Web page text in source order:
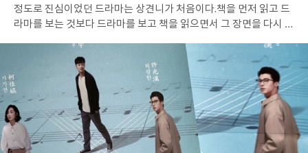
정도로 진심이었던 드라마는 상견니가 처음이다.책을 먼저 읽고 드
라마를 보는 것보다 드라마를 보고 책을 읽으면서 그 장면을 다시 생
맴돌더니 순간 코 끝이 찡해지기도 한다. 드라마를 보던 당시의 내가
생각이 나기도 했다.
다만 아쉬운 부분이 있다면 약간의 오타와 어디
까지 읽었는지 접어놓을 수 있는 수단이 없다는 점? 그 외에는 모든
게 만족스러웠다. 결말 부분은 드라마와 별반 다를 게 없지만 에필로
그는 살짝 달랐다.상견니는 마음에 와닿는 대사들이 정말 많아서 좋
았다. 명대사를 꼽자면 리쯔웨이와 황위시안의 이별 장면에서 했던
대사들이다.
그리고 비가 오는 장면에서 천윈루의 몸에 들어간 황위